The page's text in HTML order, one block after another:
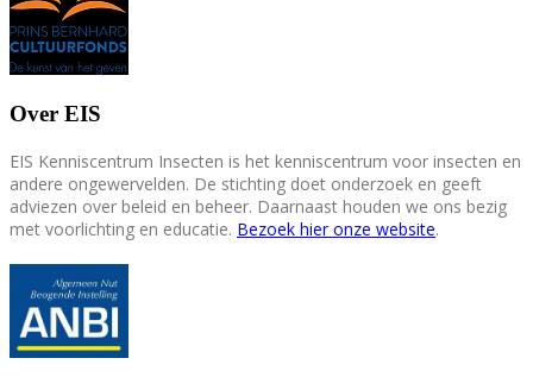
Over EIS
EIS Kenniscentrum Insecten is het kenniscentrum voor insecten en
andere ongewervelden. De stichting doet onderzoek en geeft
adviezen over beleid en beheer. Daarnaast houden we ons bezig
met voorlichting en educatie. Bezoek hier onze website.